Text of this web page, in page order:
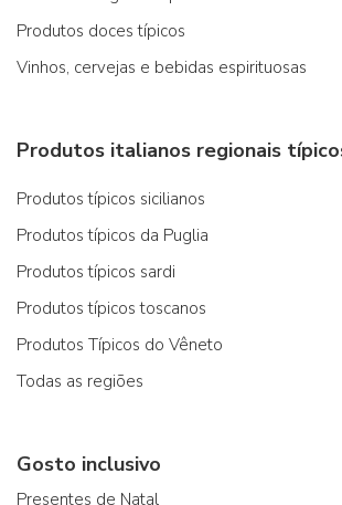
Produtos doces típicos
Vinhos, cervejas e bebidas espirituosas
Produtos italianos regionais
Produtos típicos sicilianos
Produtos típicos da Puglia
Produtos típicos sardi
Produtos típicos toscanos
Produtos Típicos do Vêneto
Todas as regiões
Gosto inclusivo
Presentes de Natal